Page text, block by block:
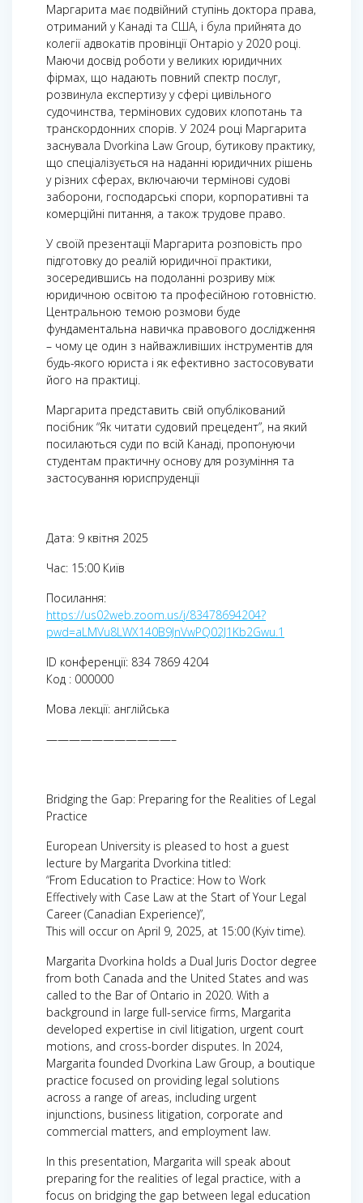
Маргарита має подвійний ступінь доктора права,
отриманий у Канаді та США, і була прийнята до
колегії адвокатів провінції Онтаріо у 2020 році.
Маючи досвід роботи у великих юридичних
фірмах, що надають повний спектр послуг,
розвинула експертизу у сфері цивільного
судочинства, термінових судових клопотань та
транскордонних спорів. У 2024 році Маргарита
заснувала Dvorkina Law Group, бутикову практику,
що спеціалізується на наданні юридичних рішень
у різних сферах, включаючи термінові судові
заборони, господарські спори, корпоративні та
комерційні питання, а також трудове право.
У своїй презентації Маргарита розповість про
підготовку до реалій юридичної практики,
зосередившись на подоланні розриву між
юридичною освітою та професійною готовністю.
Центральною темою розмови буде
фундаментальна навичка правового дослідження
– чому це один з найважливіших інструментів для
будь-якого юриста і як ефективно застосовувати
його на практиці.
Маргарита представить свій опублікований
посібник “Як читати судовий прецедент”, на який
посилаються суди по всій Канаді, пропонуючи
студентам практичну основу для розуміння та
застосування юриспруденції
Дата: 9 квітня 2025
Час: 15:00 Київ
Посилання:
https://us02web.zoom.us/j/83478694204?
pwd=aLMVu8LWX140B9JnVwPQ02J1Kb2Gwu.1
ID конференції: 834 7869 4204
Код : 000000
Мова лекції: англійська
———————————–
Bridging the Gap: Preparing for the Realities of Legal
Practice
European University is pleased to host a guest
lecture by Margarita Dvorkina titled:
“From Education to Practice: How to Work
Effectively with Case Law at the Start of Your Legal
Career (Canadian Experience)”,
This will occur on April 9, 2025, at 15:00 (Kyiv time).
Margarita Dvorkina holds a Dual Juris Doctor degree
from both Canada and the United States and was
called to the Bar of Ontario in 2020. With a
background in large full-service firms, Margarita
developed expertise in civil litigation, urgent court
motions, and cross-border disputes. In 2024,
Margarita founded Dvorkina Law Group, a boutique
practice focused on providing legal solutions
across a range of areas, including urgent
injunctions, business litigation, corporate and
commercial matters, and employment law.
In this presentation, Margarita will speak about
preparing for the realities of legal practice, with a
focus on bridging the gap between legal education